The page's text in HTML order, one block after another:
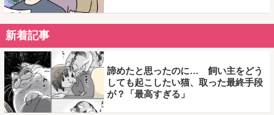
新着記事
諦めたと思ったのに… 飼い主をどう
しても起こしたい猫、取った最終手段
が？「最高すぎる」